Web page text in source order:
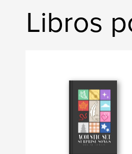
Libros